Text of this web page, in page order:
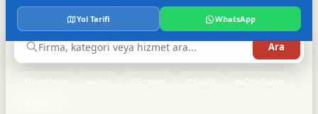
fazlası.
Restoran Otel Eczane Sağlık
Oto Galeri
Yol Tarifi WhatsApp